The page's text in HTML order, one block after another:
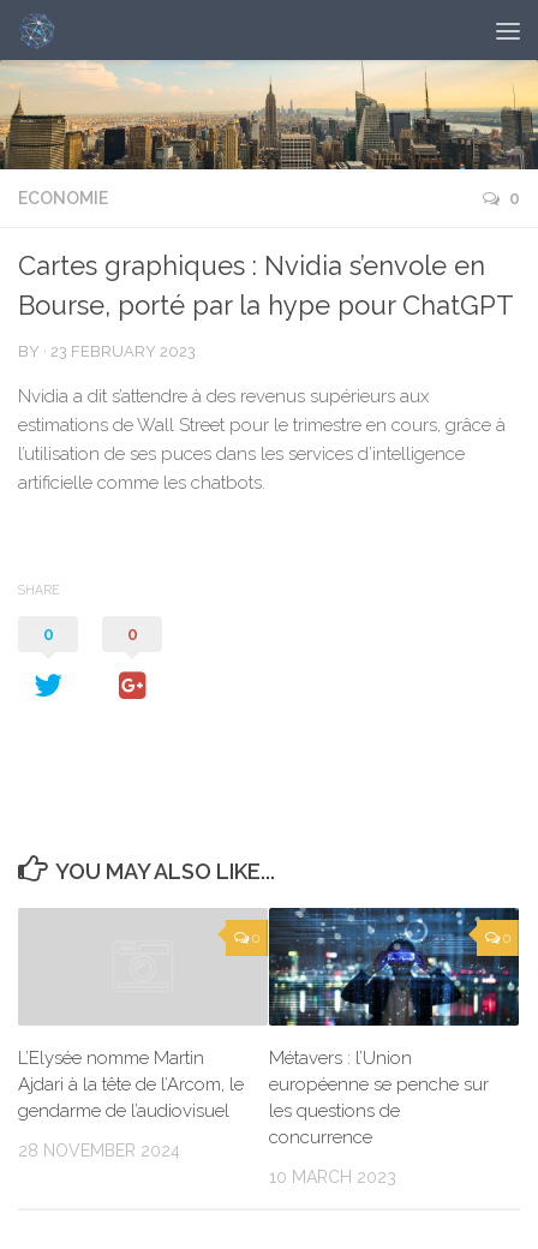
ECONOMIE 0
Cartes graphiques : Nvidia s’envole en
Bourse, porté par la hype pour ChatGPT
BY · 23 FEBRUARY 2023
Nvidia a dit s’attendre à des revenus supérieurs aux
estimations de Wall Street pour le trimestre en cours, grâce à
l’utilisation de ses puces dans les services d’intelligence
artificielle comme les chatbots.
SHARE
0 0
YOU MAY ALSO LIKE...
0
L’Elysée nomme Martin
Ajdari à la tête de l’Arcom, le
gendarme de l’audiovisuel
28 NOVEMBER 2024
0
Métavers : l’Union
européenne se penche sur
les questions de
concurrence
10 MARCH 2023